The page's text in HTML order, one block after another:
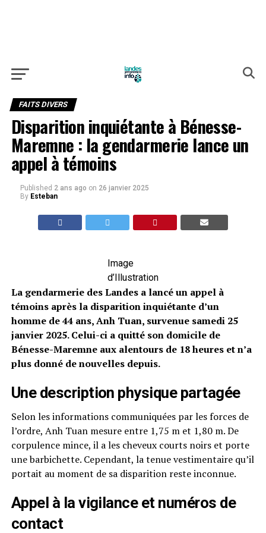
FAITS DIVERS
Disparition inquiétante à Bénesse-
Maremne : la gendarmerie lance un
appel à témoins
Published 2 ans ago on 26 janvier 2025
By Esteban
Image
d’Illustration
La gendarmerie des Landes a lancé un appel à
témoins après la disparition inquiétante d’un
homme de 44 ans, Anh Tuan, survenue samedi 25
janvier 2025. Celui-ci a quitté son domicile de
Bénesse-Maremne aux alentours de 18 heures et n’a
plus donné de nouvelles depuis.
Une description physique partagée
Selon les informations communiquées par les forces de
l’ordre, Anh Tuan mesure entre 1,75 m et 1,80 m. De
corpulence mince, il a les cheveux courts noirs et porte
une barbichette. Cependant, la tenue vestimentaire qu’il
portait au moment de sa disparition reste inconnue.
Appel à la vigilance et numéros de
contact